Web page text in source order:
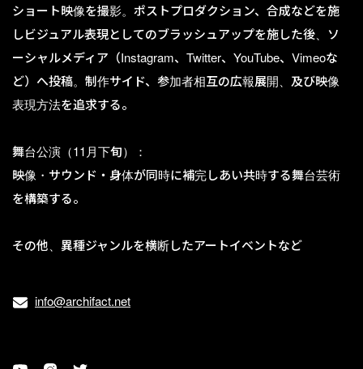
ショート映像を撮影。ポストプロダクション、合成などを施
しビジュアル表現としてのブラッシュアップを施した後、ソ
ーシャルメディア（Instagram、Twitter、YouTube、Vimeoな
ど）へ投稿。制作サイド、参加者相互の広報展開、及び映像
表現方法を追求する。
舞台公演（11月下旬）：
映像・サウンド・身体が同時に補完しあい共時する舞台芸術
を構築する。
その他、異種ジャンルを横断したアートイベントなど
info@archifact.net